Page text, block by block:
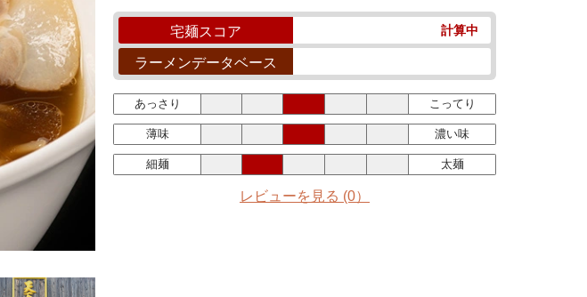
宅麺スコア 計算中
ラーメンデータベース
あっさり こってり
薄味 濃い味
細麺 太麺
レビューを見る (0）